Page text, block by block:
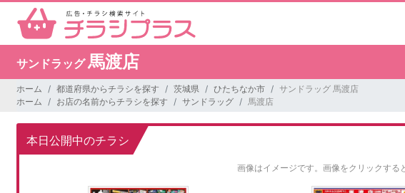
サンドラッグ馬渡店
ホーム 都道府県からチラシを探す 茨城県 ひたちなか市
サンドラッグ 馬渡店
ホーム
お店の名前からチラシを探す サンドラッグ 馬渡店
本日公開中のチラシ
画像はイメージです。 画像をクリックする